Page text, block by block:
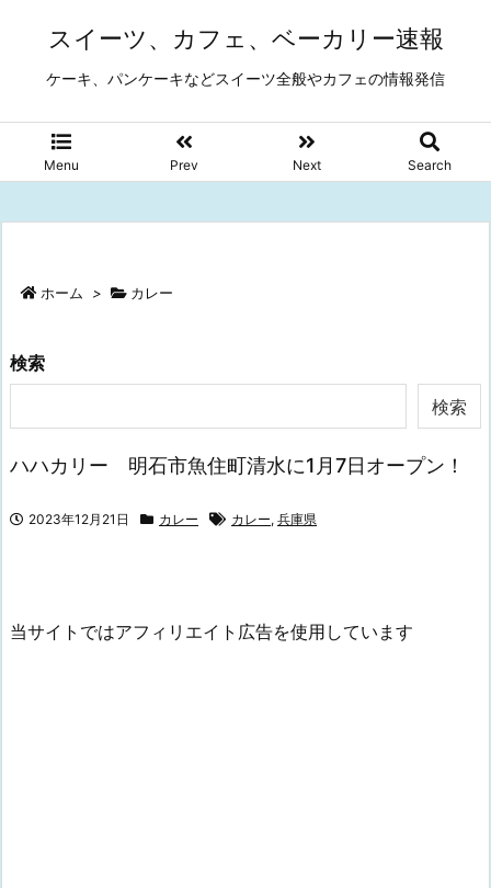
スイーツ、カフェ、ベーカリー速報
ケーキ、パンケーキなどスイーツ全般やカフェの情報発信
Menu Prev Next Search
ホーム > カレー
検索
検索
ハハカリー 明石市魚住町清水に1月7日オープン！
2023年12月21日 カレー カレー, 兵庫県
当サイトではアフィリエイト広告を使用しています